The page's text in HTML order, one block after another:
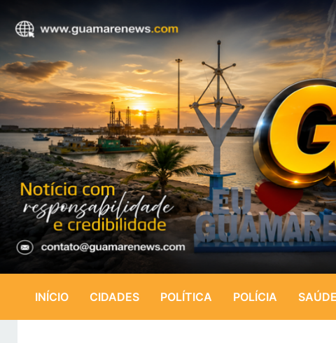
INÍCIO CIDADES POLÍTICA POLÍCIA SAÚDE